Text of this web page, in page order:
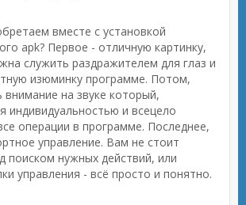
вместе с установкой
apk? Первое - отличную картинку,
служить раздражителем для глаз и
изюминку программе. Потом,
внимание на звуке который,
индивидуальностью и всецело
операции в программе. Последнее,
управление. Вам не стоит
поиском нужных действий, или
управления - всё просто и понятно.